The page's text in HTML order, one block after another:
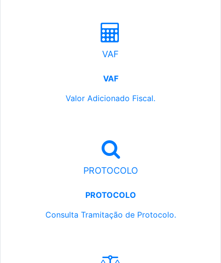
VAF
VAF
Valor Adicionado Fiscal.
PROTOCOLO
PROTOCOLO
Consulta Tramitação de Protocolo.